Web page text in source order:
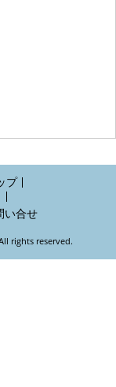
プ
い合せ
rights reserved.